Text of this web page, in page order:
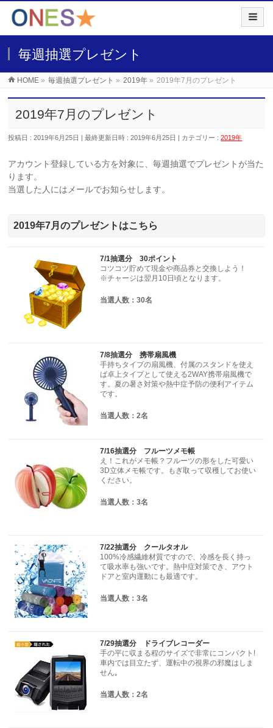
毎週抽選プレゼント
HOME » 毎週抽選プレゼント » 2019年 » 2019年7月のプレゼント
2019年7月のプレゼント
投稿日 : 2019年6月25日 最終更新日時 : 2019年6月25日 カテゴリー :2019年
アカウント登録している方を対象に、毎週抽選でプレゼントが当た
ります。
当選した人にはメールでお知らせします。
2019年7月のプレゼントはこちら
7/1抽選分 30ポイント
コツコツ貯めて現金や商品券と交換しよう！
※チャージは翌月10日頃となります。
当選人数：30名
7/8抽選分 携帯扇風機
手持ちタイプの扇風機、付属のスタンドを使え
ば卓上タイプとして使える2WAY携帯扇風機で
す。夏の暑さ対策や熱中症予防の便利アイテム
です。
当選人数：2名
7/16抽選分 フルーツメモ帳
え！これがメモ帳？フルーツの形をした可愛い
3D立体メモ帳です。もぎ取って収穫してお使い
ください。
当選人数：3名
7/22抽選分 クールタオル
100%冷感繊維材質ですので、冷感を長く持っ
て吸水率も強いです。熱中症対策でき、アウト
ドアと室内運動にも最適です。
当選人数：3名
7/29抽選分 ドライブレコーダー
手の平に収まる程のサイズで非常にコンパクト!
車内では目立たず、運転中の視界の邪魔はしま
せん｡
当選人数：2名